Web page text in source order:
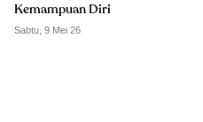
Kemampuan Diri
Sabtu, 9 Mei 26